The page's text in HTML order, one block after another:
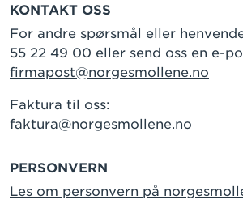
KONTAKT OSS
For andre spørsmål eller
55 22 49 00 eller send oss en e-
firmapost@norgesmollene.no
Faktura til oss:
faktura@norgesmollene.no
PERSONVERN
Les om personvern på